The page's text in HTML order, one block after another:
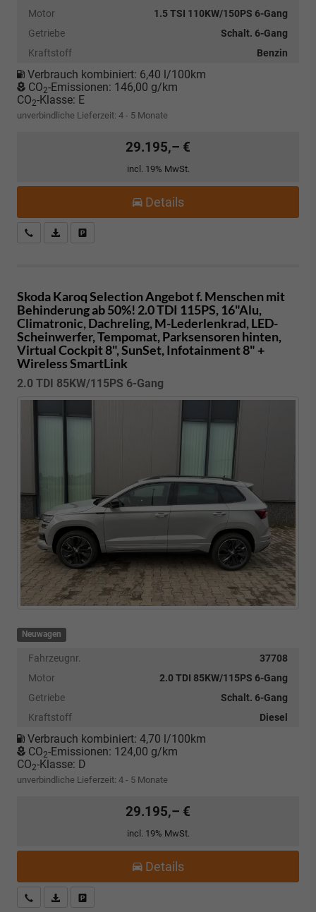
Motor
1.5 TSI 110KW/150PS 6-Gang
Getriebe
Schalt. 6-Gang
Kraftstoff
Benzin
Verbrauch kombiniert: 6,40 l/100km
CO2-Emissionen: 146,00 g/km
CO2-Klasse: E
unverbindliche Lieferzeit: 4 - 5 Monate
29.195,– €
incl. 19% MwSt.
Details
Kostenloser Rückruf-Service
PDF-Datei, Fahrzeugexposé drucken
Skoda KaroqSelection Angebot f. Menschen mit
Behinderung ab 50%! 2.0 TDI 115PS, 16"Alu,
Climatronic, Dachreling, M-Lederlenkrad, LED-
Scheinwerfer, Tempomat, Parksensoren hinten,
Virtual Cockpit 8", SunSet, Infotainment 8" +
Wireless SmartLink
2.0 TDI 85KW/115PS 6-Gang
Neuwagen
Fahrzeugnr.
37708
Motor
2.0 TDI 85KW/115PS 6-Gang
Getriebe
Schalt. 6-Gang
Kraftstoff
Diesel
Verbrauch kombiniert: 4,70 l/100km
CO2-Emissionen: 124,00 g/km
CO2-Klasse: D
unverbindliche Lieferzeit: 4 - 5 Monate
29.195,– €
incl. 19% MwSt.
Details
Kostenloser Rückruf-Service
PDF-Datei, Fahrzeugexposé drucken